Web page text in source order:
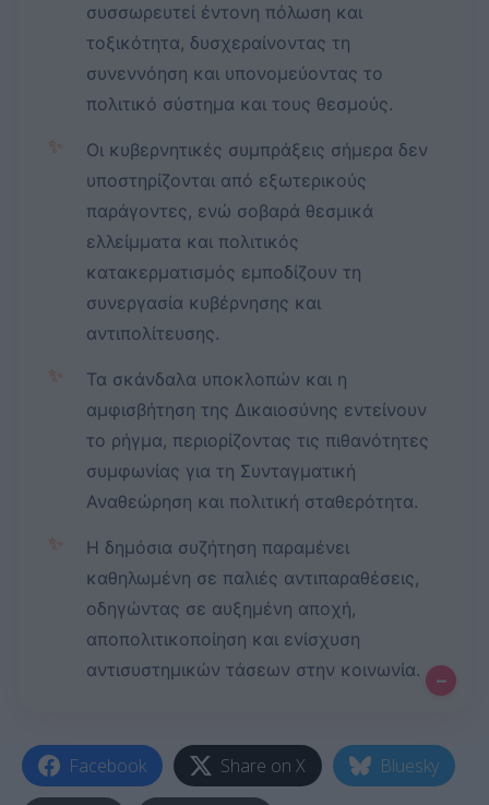
συσσωρευτεί έντονη πόλωση και
τοξικότητα, δυσχεραίνοντας τη
συνεννόηση και υπονομεύοντας το
πολιτικό σύστημα και τους θεσμούς.
✨
Οι κυβερνητικές συμπράξεις σήμερα δεν
υποστηρίζονται από εξωτερικούς
παράγοντες, ενώ σοβαρά θεσμικά
ελλείμματα και πολιτικός
κατακερματισμός εμποδίζουν τη
συνεργασία κυβέρνησης και
αντιπολίτευσης.
✨
Τα σκάνδαλα υποκλοπών και η
αμφισβήτηση της Δικαιοσύνης εντείνουν
το ρήγμα, περιορίζοντας τις πιθανότητες
συμφωνίας για τη Συνταγματική
Αναθεώρηση και πολιτική σταθερότητα.
✨
Η δημόσια συζήτηση παραμένει
καθηλωμένη σε παλιές αντιπαραθέσεις,
οδηγώντας σε αυξημένη αποχή,
αποπολιτικοποίηση και ενίσχυση
αντισυστημικών τάσεων στην κοινωνία.
–
Facebook Share on X Bluesky